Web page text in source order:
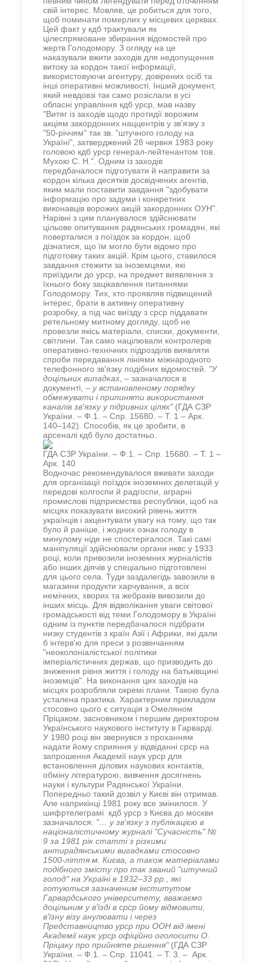
свій інтерес. Мовляв, це робиться для того,
щоб поминати померлих у місцевих церквах.
Цей факт у кдб трактували як
цілеспрямоване збирання відомостей про
жертв Голодомору. З огляду на це
наказували вжити заходів для недопущення
витоку за кордон такої інформації,
використовуючи агентуру, довірених осіб та
інші оперативні можливості. Інший документ,
який невдовзі так само розіслали в усі
обласні управління кдб урср, мав назву
"Витяг із заходів щодо протидії ворожим
акціям закордонних наццентрів у зв'язку з
"50-річчям" так зв. "штучного голоду на
Україні", затверджений 28 червня 1983 року
головою кдб урср генерал-лейтенантом тов.
Мухою С. Н.". Одним із заходів
передбачалося підготувати й направити за
кордон кілька десятків досвідчених агентів,
яким мали поставити завдання "здобувати
інформацію про задуми і конкретних
виконавців ворожих акцій закордонних ОУН".
Нарівні з цим планувалося здійснювати
цільове опитування радянських громадян, які
поверталися з поїздок за кордон, щоб
дізнатися, що їм могло бути відомо про
підготовку таких акцій. Крім цього, ставилося
завдання стежити за іноземцями, які
приїздили до урср, на предмет виявлення з
їхнього боку зацікавлення питаннями
Голодомору. Тих, хто проявляв підвищений
інтерес, брати в активну оперативну
розробку, а під час виїзду з срср піддавати
ретельному митному догляду, щоб не
провезли якісь матеріали, списки, документи,
світлини. Так само націлювали контролерів
оперативно-технічних підрозділів виявляти
спроби передавання лініями міжнародного
телефонного зв'язку подібних відомостей. "У
доцільних випадках , – зазначалося в
документі, – у встановленому порядку
обмежувати і припиняти використання
каналів зв'язку у підривних цілях"(ГДА СЗР
України. – Ф.1. – Спр. 15680. – Т. 1 – Арк.
140–142). Способів, як це зробити, в
арсеналі кдб було достатньо.
ГДА СЗР України. – Ф.1. – Спр. 15680. – Т. 1 –
Арк. 140
Водночас рекомендувалося вживати заходи
для організації поїздок іноземних делегацій у
передові колгоспи й радгоспи, аграрні
промислові підприємства республіки, щоб на
місцях показувати високий рівень життя
українців і акцентувати увагу на тому, що так
було й раніше, і жодних ознак голоду в
минулому ніде не спостерігалося. Такі самі
маніпуляції здійснювали органи нквс у 1933
році, коли привозили іноземних журналістів
або інших діячів у спеціально підготовлені
для цього села. Туди заздалегідь завозили в
магазини продукти харчування, а всіх
немічних, хворих та жебраків вивозили до
інших місць. Для відволікання уваги світової
громадськості від теми Голодомору в Україні
одним із пунктів передбачалося підібрати
низку студентів з країн Азії і Африки, які дали
б інтерв'ю для преси з розвінчанням
"неоколоніалістської політики
імперіалістичних держав, що призводить до
зниження рівня життя і голоду на батьківщині
іноземців". На виконання цих заходів на
місцях розробляли окремі плани. Такою була
усталена практика. Характерним прикладом
стосовно цього є ситуація з Омеляном
Пріцаком, засновником і першим директором
Українського наукового інституту в Гарварді.
У 1980 році він звернувся з проханням
надати йому сприяння у відвіданні срср на
запрошення Академії наук урср для
встановлення ділових наукових контактів,
обміну літературою, вивчення досягнень
науки і культури Радянської України.
Попередньо такий дозвіл у Києві він отримав.
Але наприкінці 1981 року все змінилося. У
шифртелеграмі кдб урср з Києва до москви
зазначалося: "… у зв'язку з публікацією в
націоналістичному журналі "Сучасність" №
9 за 1981 рік статті з різкими
антирадянськими вигадками стосовно
1500-ліття м. Києва, а також матеріалами
подібного змісту про так званий "штучний
голод" на Україні в 1932–33 рр., які
готуються зазначеним інститутом
Гарвардського університету, вважаємо
доцільним у в'їзді в срср йому відмовити,
в'їзну візу анулювати і через
Представництво урср при ООН від імені
Академії наук урср офіційно оголосити О.
Пріцаку про прийняте рішення"(ГДА СЗР
України. – Ф.1. – Спр. 11041. – Т. 3. – Арк.